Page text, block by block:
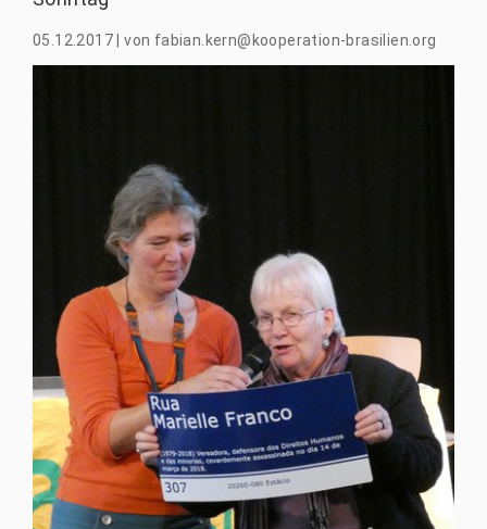
05.12.2017 |von fabian.kern@kooperation-brasilien.org